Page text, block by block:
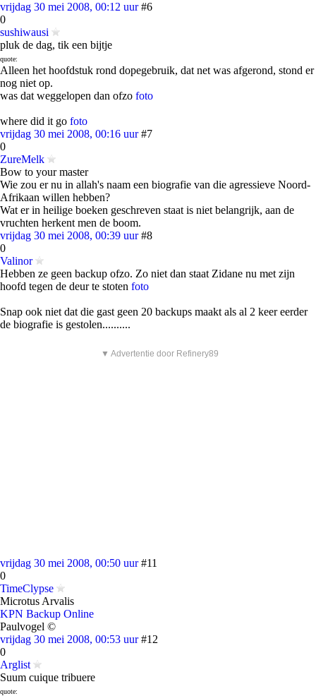
vrijdag 30 mei 2008, 00:12 uur #6
0
sushiwausi
pluk de dag, tik een bijtje
quote:
Alleen het hoofdstuk rond dopegebruik, dat net was afgerond, stond er
nog niet op.
was dat weggelopen dan ofzo foto
where did it go foto
vrijdag 30 mei 2008, 00:16 uur #7
0
ZureMelk
Bow to your master
Wie zou er nu in allah's naam een biografie van die agressieve Noord-
Afrikaan willen hebben?
Wat er in heilige boeken geschreven staat is niet belangrijk, aan de
vruchten herkent men de boom.
vrijdag 30 mei 2008, 00:39 uur #8
0
Valinor
Hebben ze geen backup ofzo. Zo niet dan staat Zidane nu met zijn
hoofd tegen de deur te stoten foto
Snap ook niet dat die gast geen 20 backups maakt als al 2 keer eerder
de biografie is gestolen..........
▼ Advertentie door Refinery89
vrijdag 30 mei 2008, 00:50 uur #11
0
TimeClypse
Microtus Arvalis
KPN Backup Online
Paulvogel ©
vrijdag 30 mei 2008, 00:53 uur #12
0
Arglist
Suum cuique tribuere
quote: